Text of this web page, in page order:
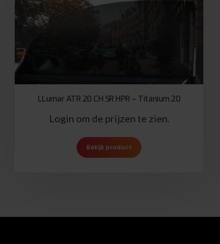
LLumar ATR 20 CH SR HPR – Titanium 20
Login om de prijzen te zien.
Bekijk product